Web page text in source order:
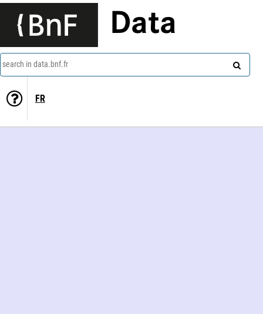
Data
search in data.bnf.fr
FR